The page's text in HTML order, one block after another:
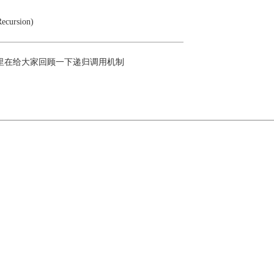
给大家回顾一下递归调用机制